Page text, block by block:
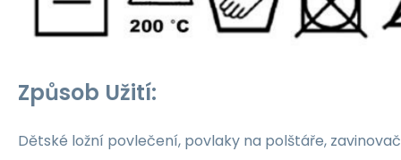
Způsob Užití:
Dětské ložní povlečení, povlaky na polštáře,